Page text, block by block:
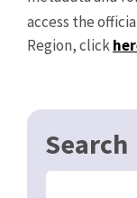
access the
Region, click
Search